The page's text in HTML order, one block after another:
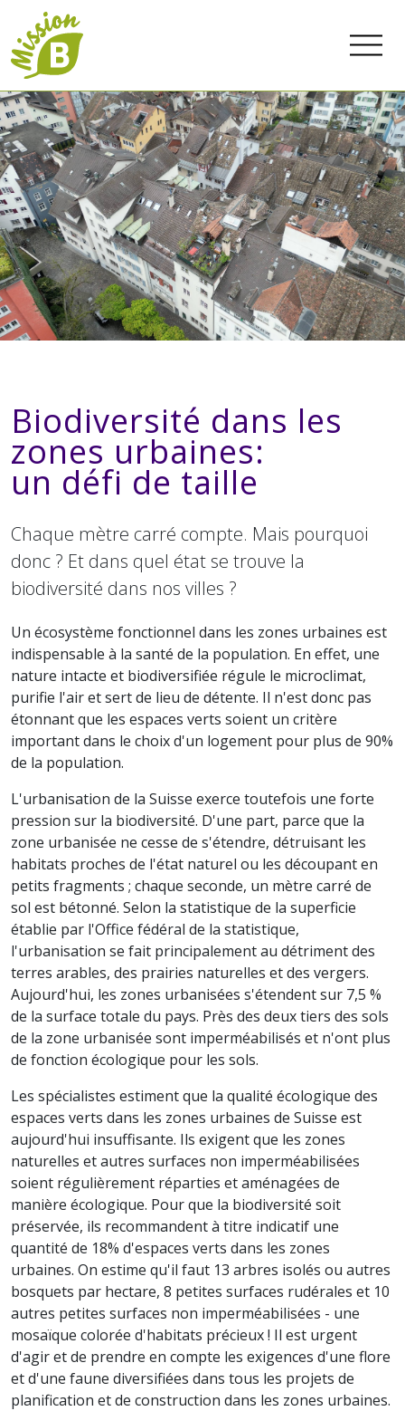
Biodiversité dans les
zones urbaines:
un défi de taille
Chaque mètre carré compte. Mais pourquoi
donc ? Et dans quel état se trouve la
biodiversité dans nos villes ?
Un écosystème fonctionnel dans les zones urbaines est
indispensable à la santé de la population. En effet, une
nature intacte et biodiversifiée régule le microclimat,
purifie l'air et sert de lieu de détente. Il n'est donc pas
étonnant que les espaces verts soient un critère
important dans le choix d'un logement pour plus de 90%
de la population.
L'urbanisation de la Suisse exerce toutefois une forte
pression sur la biodiversité. D'une part, parce que la
zone urbanisée ne cesse de s'étendre, détruisant les
habitats proches de l'état naturel ou les découpant en
petits fragments ; chaque seconde, un mètre carré de
sol est bétonné. Selon la statistique de la superficie
établie par l'Office fédéral de la statistique,
l'urbanisation se fait principalement au détriment des
terres arables, des prairies naturelles et des vergers.
Aujourd'hui, les zones urbanisées s'étendent sur 7,5 %
de la surface totale du pays. Près des deux tiers des sols
de la zone urbanisée sont imperméabilisés et n'ont plus
de fonction écologique pour les sols.
Les spécialistes estiment que la qualité écologique des
espaces verts dans les zones urbaines de Suisse est
aujourd'hui insuffisante. Ils exigent que les zones
naturelles et autres surfaces non imperméabilisées
soient régulièrement réparties et aménagées de
manière écologique. Pour que la biodiversité soit
préservée, ils recommandent à titre indicatif une
quantité de 18% d'espaces verts dans les zones
urbaines. On estime qu'il faut 13 arbres isolés ou autres
bosquets par hectare, 8 petites surfaces rudérales et 10
autres petites surfaces non imperméabilisées - une
mosaïque colorée d'habitats précieux ! Il est urgent
d'agir et de prendre en compte les exigences d'une flore
et d'une faune diversifiées dans tous les projets de
planification et de construction dans les zones urbaines.